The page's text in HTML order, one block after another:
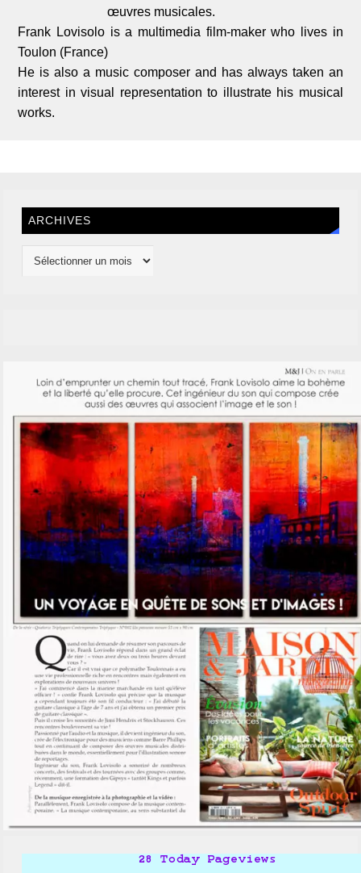
œuvres musicales.
Frank Lovisolo is a multimedia film-maker who lives in
Toulon (France)
He is also a music composer and has always taken an
interest in visual representation to illustrate his musical
works.
ARCHIVES